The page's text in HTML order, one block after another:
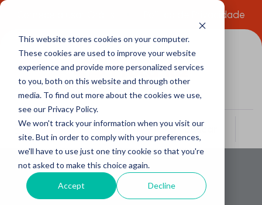
This website stores cookies on your computer.
These cookies are used to improve your website
experience and provide more personalized services
to you, both on this website and through other
media. To find out more about the cookies we use,
see our Privacy Policy.
We won't track your information when you visit our
site. But in order to comply with your preferences,
we'll have to use just one tiny cookie so that you're
not asked to make this choice again.
Accept Decline
Política de Privacidade
Buscar